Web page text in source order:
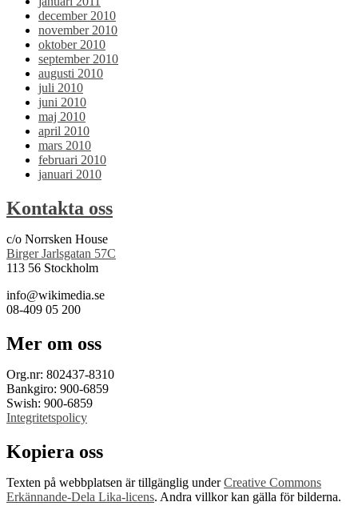
december 2010
november 2010
oktober 2010
september 2010
augusti 2010
juli 2010
juni 2010
maj 2010
april 2010
mars 2010
februari 2010
januari 2010
Kontakta oss
c/o Norrsken House
Birger Jarlsgatan 57C
113 56 Stockholm
info@wikimedia.se
08-409 05 200
Mer om oss
Org.nr: 802437-8310
Bankgiro: 900-6859
Swish: 900-6859
Integritetspolicy
Kopiera oss
Texten på webbplatsen är tillgänglig underCreative Commons
Erkännande-Dela Lika-licens. Andra villkor kan gälla för bilderna.